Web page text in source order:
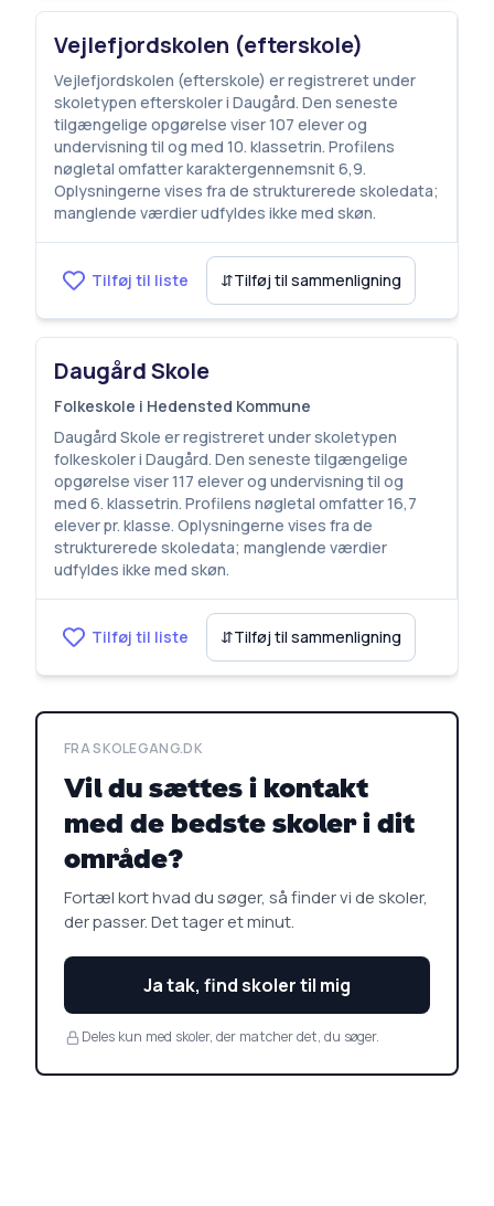
Vejlefjordskolen (efterskole)
Vejlefjordskolen (efterskole) er registreret under
skoletypen efterskoler i Daugård. Den seneste
tilgængelige opgørelse viser 107 elever og
undervisning til og med 10. klassetrin. Profilens
nøgletal omfatter karaktergennemsnit 6,9.
Oplysningerne vises fra de strukturerede skoledata;
manglende værdier udfyldes ikke med skøn.
Tilføj til liste ⇵Tilføj til sammenligning
Daugård Skole
Folkeskole i Hedensted Kommune
Daugård Skole er registreret under skoletypen
folkeskoler i Daugård. Den seneste tilgængelige
opgørelse viser 117 elever og undervisning til og
med 6. klassetrin. Profilens nøgletal omfatter 16,7
elever pr. klasse. Oplysningerne vises fra de
strukturerede skoledata; manglende værdier
udfyldes ikke med skøn.
Tilføj til liste ⇵Tilføj til sammenligning
FRA SKOLEGANG.DK
Vil du sættes i kontakt
med de bedste skoler i dit
område?
Fortæl kort hvad du søger, så finder vi de skoler,
der passer. Det tager et minut.
Ja tak, find skoler til mig
Deles kun med skoler, der matcher det, du søger.